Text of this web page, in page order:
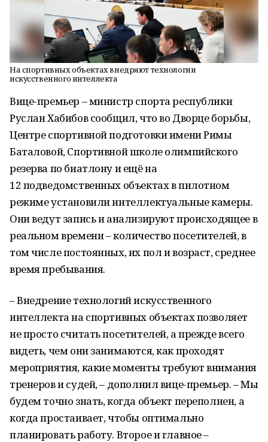
На спортивных объектах внедряют технологии
искусственного интеллекта
Вице-премьер – министр спорта республики
Руслан Хабибов сообщил, что во Дворце борьбы,
Центре спортивной подготовки имени Римы
Баталовой, Спортивной школе олимпийского
резерва по биатлону и ещё на
12 подведомственных объектах в пилотном
режиме установили интеллектуальные камеры.
Они ведут запись и анализируют происходящее в
реальном времени – количество посетителей, в
том числе постоянных, их пол и возраст, среднее
время пребывания.
– Внедрение технологий искусственного
интеллекта на спортивных объектах позволяет
не просто считать посетителей, а прежде всего
видеть, чем они занимаются, как проходят
мероприятия, какие моменты требуют внимания
тренеров и судей, – дополнил вице-премьер. – Мы
будем точно знать, когда объект переполнен, а
когда простаивает, чтобы оптимально
планировать работу. Второе и главное –